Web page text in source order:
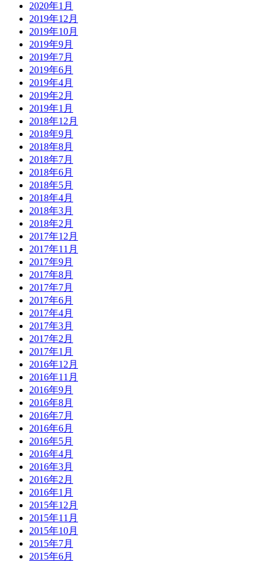
2020年1月
2019年12月
2019年10月
2019年9月
2019年7月
2019年6月
2019年4月
2019年2月
2019年1月
2018年12月
2018年9月
2018年8月
2018年7月
2018年6月
2018年5月
2018年4月
2018年3月
2018年2月
2017年12月
2017年11月
2017年9月
2017年8月
2017年7月
2017年6月
2017年4月
2017年3月
2017年2月
2017年1月
2016年12月
2016年11月
2016年9月
2016年8月
2016年7月
2016年6月
2016年5月
2016年4月
2016年3月
2016年2月
2016年1月
2015年12月
2015年11月
2015年10月
2015年7月
2015年6月